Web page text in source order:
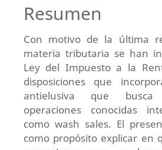
Resumen
Con motivo de la última
materia tributaria se han
Ley del Impuesto a la
disposiciones que
antielusiva que
operaciones conocidas
como wash sales. El
como propósito explicar en